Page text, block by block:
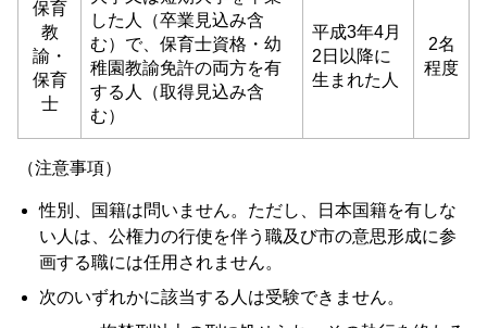
保育
教
諭・
保育
士
した⼈（卒業⾒込み含
む）で、保育士資格・幼
稚園教諭免許の両方を有
する⼈（取得⾒込み含
む）
平成3年4月
2日以降に
生まれた人
2名
程度
（注意事項）
性別、国籍は問いません。ただし、日本国籍を有しな
い人は、公権力の行使を伴う職及び市の意思形成に参
画する職には任用されません。
次のいずれかに該当する人は受験できません。